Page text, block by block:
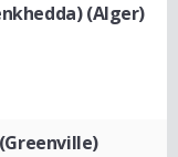
(Alger)